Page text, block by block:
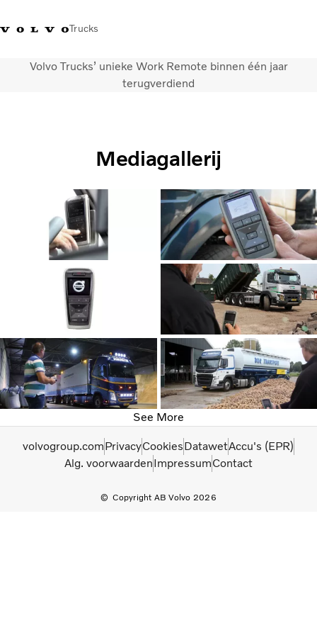
Trucks
Kennis vergroten MerchandiseInloggen Nederland
Dealer locator
Volvo Trucks’ unieke Work Remote binnen één jaar
terugverdiend
Mediagallerij
See More
Copyright AB Volvo 2026
volvogroup.comPrivacyCookiesDatawetAccu's (EPR)
Alg. voorwaardenImpressumContact